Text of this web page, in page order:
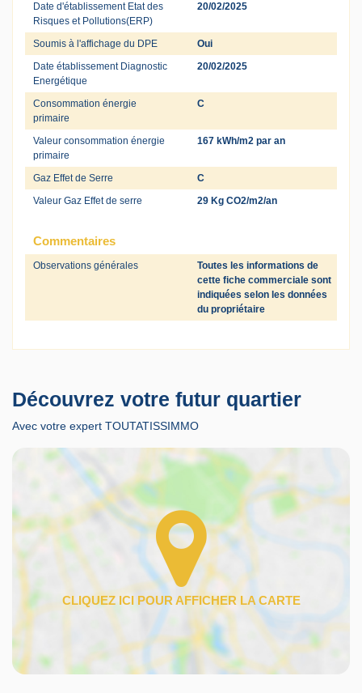
Date d'établissement Etat des
Risques et Pollutions(ERP)
20/02/2025
Soumis à l'affichage du DPE
Oui
Date établissement Diagnostic
Energétique
20/02/2025
Consommation énergie
primaire
C
Valeur consommation énergie
primaire
167 kWh/m2 par an
Gaz Effet de Serre
C
Valeur Gaz Effet de serre
29 Kg CO2/m2/an
Commentaires
Observations générales
Toutes les informations de
cette fiche commerciale sont
indiquées selon les données
du propriétaire
Découvrez votre futur quartier
Avec votre expert TOUTATISSIMMO